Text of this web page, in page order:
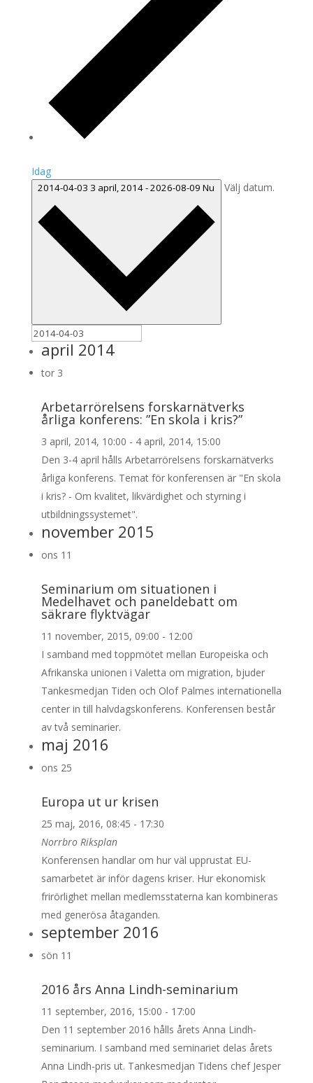
Idag
2014-04-03 3 april, 2014-2026-08-09Nu Välj datum.
april 2014
tor 3
Arbetarrörelsens forskarnätverks
årliga konferens: ”En skola i kris?”
3 april, 2014, 10:00 - 4 april, 2014, 15:00
Den 3-4 april hålls Arbetarrörelsens forskarnätverks
årliga konferens. Temat för konferensen är "En skola
i kris? - Om kvalitet, likvärdighet och styrning i
utbildningssystemet".
november 2015
ons 11
Seminarium om situationen i
Medelhavet och paneldebatt om
säkrare flyktvägar
11 november, 2015, 09:00 - 12:00
I samband med toppmötet mellan Europeiska och
Afrikanska unionen i Valetta om migration, bjuder
Tankesmedjan Tiden och Olof Palmes internatio­nella
center in till halvdagskonferens. Konferensen består
av två seminarier.
maj 2016
ons 25
Europa ut ur krisen
25 maj, 2016, 08:45 - 17:30
Norrbro Riksplan
Konferensen handlar om hur väl upprustat EU-
samarbetet är inför dagens kriser. Hur ekonomisk
frirörlighet mellan medlemsstaterna kan kombineras
med generösa åtaganden.
september 2016
sön 11
2016 års Anna Lindh-seminarium
11 september, 2016, 15:00 - 17:00
Den 11 september 2016 hålls årets Anna Lindh-
seminarium. I samband med seminariet delas årets
Anna Lindh-pris ut. Tankesmedjan Tidens chef Jesper